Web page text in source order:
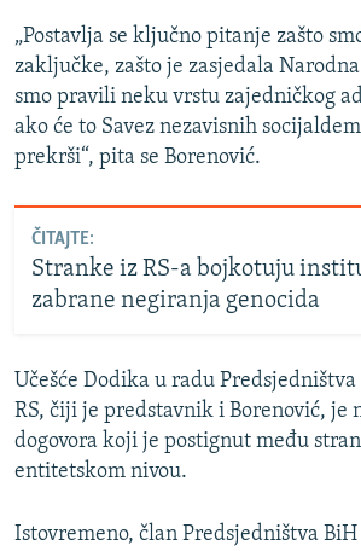
„Postavlja se ključno pitanje zašto
zaključke, zašto je zasjedala
smo pravili neku vrstu zajedničkog
ako će to Savez nezavisnih
prekrši“, pita se Borenović.
ČITAJTE:
Stranke iz RS-a bojkotuju
zabrane negiranja genocida
Učešće Dodika u radu
RS, čiji je predstavnik i Borenović, je
dogovora koji je postignut među
entitetskom nivou.
Istovremeno, član Predsjedništva